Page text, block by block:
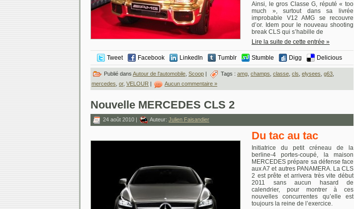
Ainsi, le gros Classe G, réputé « too
much », surtout dans sa livrée
improbable V12 AMG se recouvre
d’or. Idem pour le nouveau shooting
break CLS qui s’habille de
Lire la suite de cette entrée »
Tweet Facebook LinkedIn Tumblr Stumble Digg Delicious
Publié dans Autour de l'automobile Scoop | Tags : amg champs classe cls elysees g63
mercedes or, VELOUR | Aucun commentaire »
Nouvelle MERCEDES CLS 2
24 août 2010 | Auteur: Julien Faisandier
Du tac au tac
Initiatrice du petit créneau de la
berline-4 portes-coupé, la maison
MERCEDES prépare sa défense face
aux A7 et autres PANAMERA. La CLS
2 est prête et arrivera très vite début
2011 sans aucun hasard de
calendrier, pour montrer à ces
nouvelles concurrentes qu’elle est
toujours la reine de l’exercice.